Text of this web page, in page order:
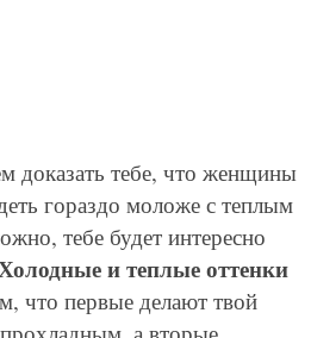
доказать тебе, что женщины
гораздо моложе с теплым
тебе будет интересно
и теплые оттенки
что первые делают твой